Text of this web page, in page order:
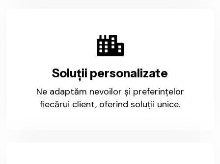
Soluții personalizate
Ne adaptăm nevoilor și preferințelor
fiecărui client, oferind soluții unice.